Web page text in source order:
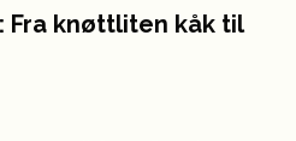
Fra knøttliten kåk til